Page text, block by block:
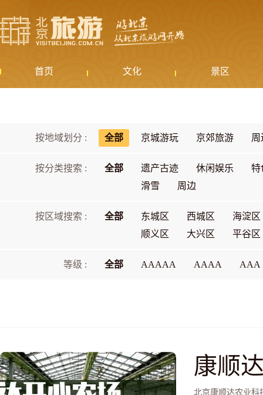
首页 文化 景区
按地域划分 : 全部 京城游玩 京郊旅游 周
按分类搜索 : 全部 遗产古迹 休闲娱乐
特
滑雪
周边
按区域搜索 : 全部 东城区 西城区
海淀区
顺义区
大兴区 平谷区
等级 : 全部 AAAAA AAAA AAA
康顺
北京康顺达农业科